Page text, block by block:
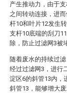
产生推动力，由于
之间转动连接，进
杆10和叶片12发生
支杆10底端的刮刀
除，防止过滤网3被
随着废水的持续过
经过过滤网3，进行
淀区6的斜管13内，
斜管13，能够增大